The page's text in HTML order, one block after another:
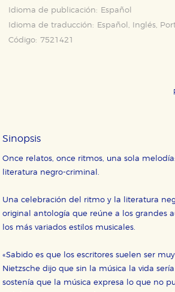
Idioma de publicación:
Español
Idioma de traducción:
Español, Inglés,
Código: 7521421
Sinopsis
Once relatos, once ritmos, una sola
literatura negro-criminal.
Una celebración del ritmo y la literatura
original antología que reúne a los grandes
los más variados estilos musicales.
«Sabido es que los escritores suelen ser
Nietzsche dijo que sin la música la vida
sostenía que la música expresa lo que no